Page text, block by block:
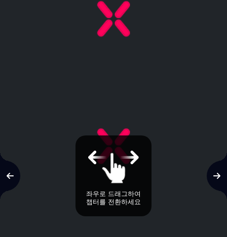
좌우로 드래그하여
챕터를 전환하세요